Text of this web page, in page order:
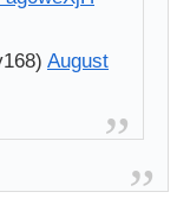
August